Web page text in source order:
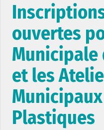
ouvertes
Municipale
et les
Plastiques